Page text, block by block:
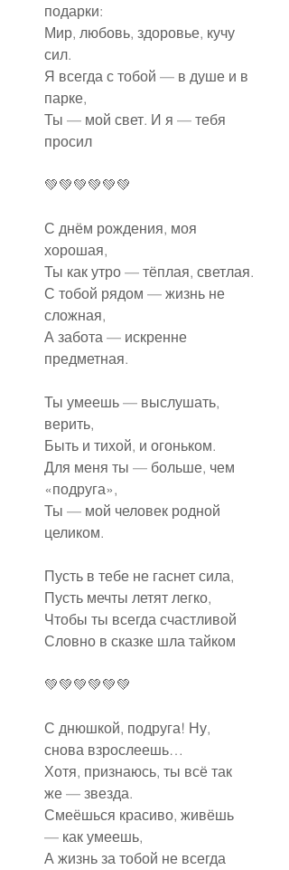
подарки:
Мир, любовь, здоровье, кучу
сил.
Я всегда с тобой — в душе и в
парке,
Ты — мой свет. И я — тебя
просил
💚💚💚💚💚💚
С днём рождения, моя
хорошая,
Ты как утро — тёплая, светлая.
С тобой рядом — жизнь не
сложная,
А забота — искренне
предметная.
Ты умеешь — выслушать,
верить,
Быть и тихой, и огоньком.
Для меня ты — больше, чем
«подруга»,
Ты — мой человек родной
целиком.
Пусть в тебе не гаснет сила,
Пусть мечты летят легко,
Чтобы ты всегда счастливой
Словно в сказке шла тайком
💚💚💚💚💚💚
С днюшкой, подруга! Ну,
снова взрослеешь…
Хотя, признаюсь, ты всё так
же — звезда.
Смеёшься красиво, живёшь
— как умеешь,
А жизнь за тобой не всегда